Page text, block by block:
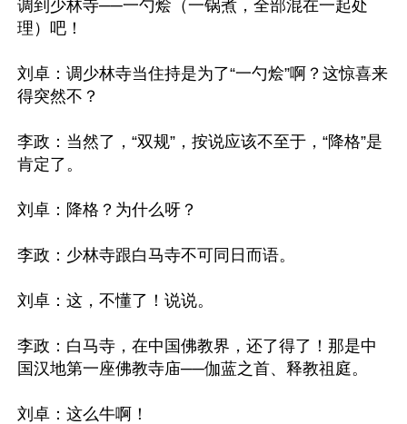
调到少林寺──一勺烩（一锅煮，全部混在一起处
理）吧！
刘卓：调少林寺当住持是为了“一勺烩”啊？这惊喜来
得突然不？
李政：当然了，“双规”，按说应该不至于，“降格”是
肯定了。
刘卓：降格？为什么呀？
李政：少林寺跟白马寺不可同日而语。
刘卓：这，不懂了！说说。
李政：白马寺，在中国佛教界，还了得了！那是中
国汉地第一座佛教寺庙──伽蓝之首、释教祖庭。
刘卓：这么牛啊！